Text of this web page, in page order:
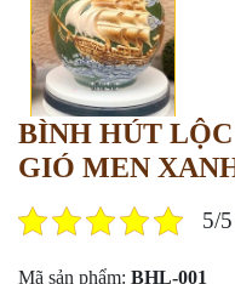
BÌNH HÚT
GIÓ MEN
5/
Mã sản phẩm: BHL-001